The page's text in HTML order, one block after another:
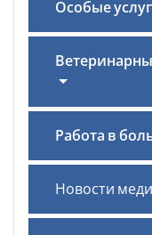
Особые
Работа в
Новости